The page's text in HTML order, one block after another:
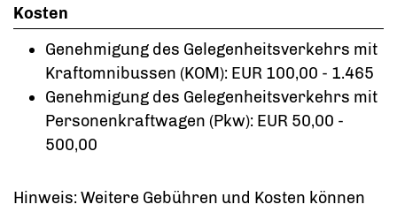
Kosten
Genehmigung des Gelegenheitsverkehrs mit
Kraftomnibussen (KOM): EUR 100,00 - 1.465
Genehmigung des Gelegenheitsverkehrs mit
Personenkraftwagen (Pkw): EUR 50,00 -
500,00
Hinweis: Weitere Gebühren und Kosten können